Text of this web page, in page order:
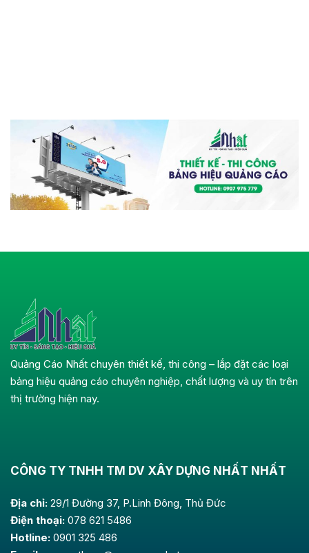
Quảng Cáo Nhất chuyên thiết kế, thi công – lắp đặt các loại
bảng hiệu quảng cáo chuyên nghiệp, chất lượng và uy tín trên
thị trường hiện nay.
CÔNG TY TNHH TM DV XÂY DỰNG NHẤT NHẤT
Địa chỉ: 29/1 Đường 37, P.Linh Đông, Thủ Đức
Điện thoại: 078 621 5486
Hotline: 0901 325 486